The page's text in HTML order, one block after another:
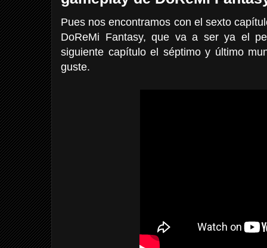
Pues nos encontramos con el sexto
DoReMi Fantasy, que va a ser ya el
siguiente capítulo el séptimo y último
guste.